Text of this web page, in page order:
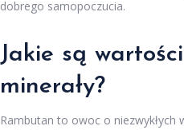
dobrego samopoczucia.
Jakie są
minerały?
Rambutan to owoc o